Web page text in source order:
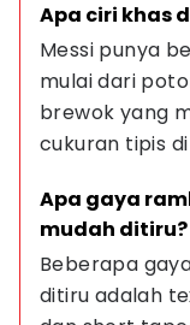
Apa ciri khas
Messi punya
mulai dari
brewok yang
cukuran tipis
Apa gaya
mudah ditiru?
Beberapa
ditiru adalah